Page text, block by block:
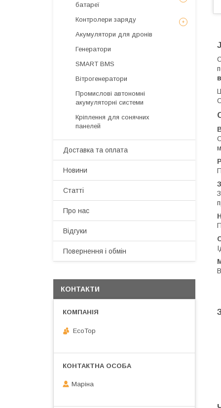
батареї
Контролери заряду
Акумулятори для дронів
Генератори
SMART BMS
Вітрогенератори
Промислові автономні
акумуляторні системи
Кріплення для сонячних
панелей
Доставка та оплата
Новини
Статті
Про нас
Відгуки
Повернення і обмін
КОНТАКТИ
EcoTop
Маріна